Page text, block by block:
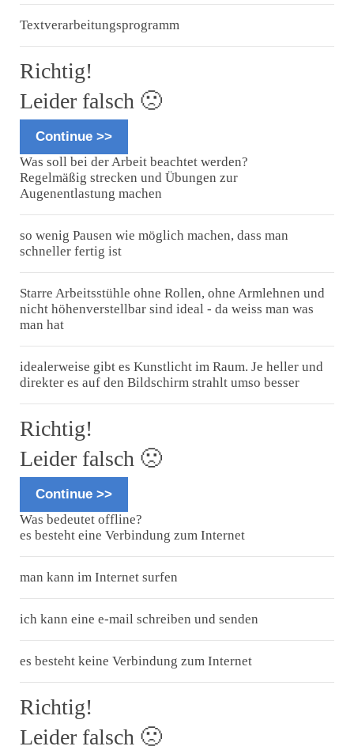
Textverarbeitungsprogramm
Richtig!
Leider falsch 🙁
Continue >>
Was soll bei der Arbeit beachtet werden?
Regelmäßig strecken und Übungen zur
Augenentlastung machen
so wenig Pausen wie möglich machen, dass man
schneller fertig ist
Starre Arbeitsstühle ohne Rollen, ohne Armlehnen und
nicht höhenverstellbar sind ideal - da weiss man was
man hat
idealerweise gibt es Kunstlicht im Raum. Je heller und
direkter es auf den Bildschirm strahlt umso besser
Richtig!
Leider falsch 🙁
Continue >>
Was bedeutet offline?
es besteht eine Verbindung zum Internet
man kann im Internet surfen
ich kann eine e-mail schreiben und senden
es besteht keine Verbindung zum Internet
Richtig!
Leider falsch 🙁